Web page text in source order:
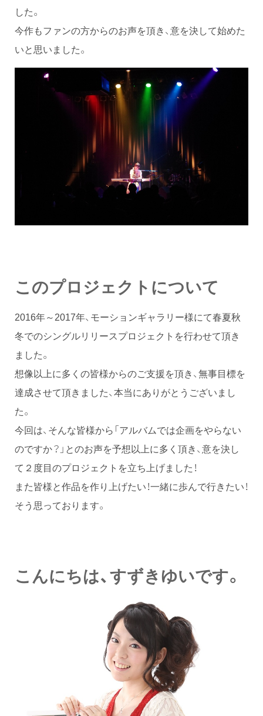
した。
今作もファンの方からのお声を頂き、意を決して始めた
いと思いました。
このプロジェクトについて
2016年～2017年、モーションギャラリー様にて春夏秋
冬でのシングルリリースプロジェクトを行わせて頂き
ました。
想像以上に多くの皆様からのご支援を頂き、無事目標を
達成させて頂きました、本当にありがとうございまし
た。
今回は、そんな皆様から「アルバムでは企画をやらない
のですか？」とのお声を予想以上に多く頂き、意を決し
て２度目のプロジェクトを立ち上げました！
また皆様と作品を作り上げたい！一緒に歩んで行きたい！
そう思っております。
こんにちは、すずきゆいです。